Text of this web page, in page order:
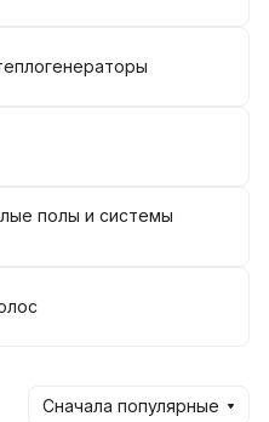
полы и системы
Сначала популярные